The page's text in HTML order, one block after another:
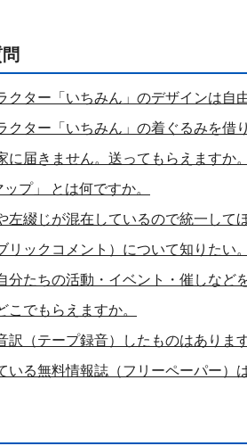
クター「いちみん」のデザインは自
クター「いちみん」の着ぐるみを借
に届きません。送ってもらえますか。
プ」 とは何ですか。
左綴じが混在しているので統一してほ
ックコメント）について知りたい。
分たちの活動・イベント・催しなど
こでもらえますか。
訳（テープ録音）したものはあります
いる無料情報誌（フリーペーパー）